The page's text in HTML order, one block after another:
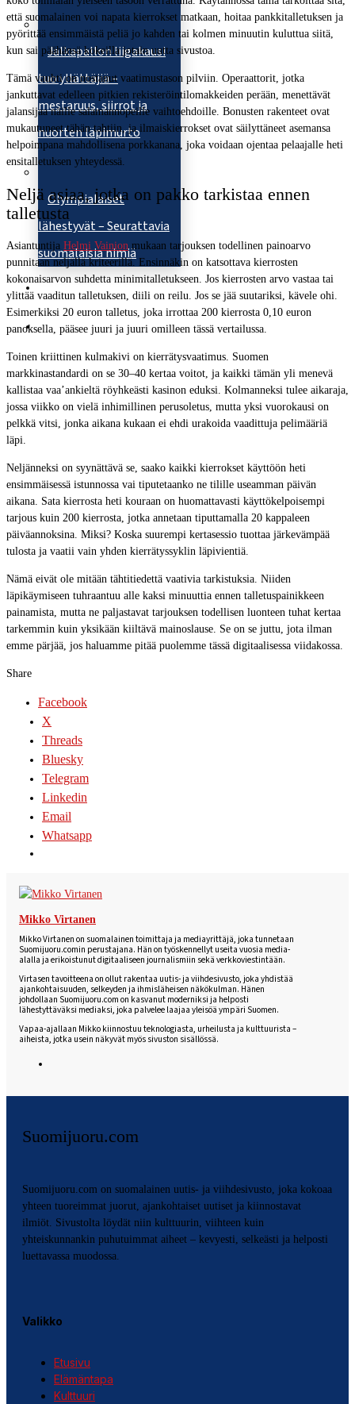
Jalkapallon liigakausi
tuo yllättäjiä –
mestaruus, siirrot ja
nuorten läpimurto
Olympialaiset
lähestyvät – Seurattavia
suomalaisia nimiä
Tietoa meistä
Ota yhteyttä
että suomalainen voi napata kierrokset matkaan, hoitaa pankkitalletuksen ja
pyörittää ensimmäistä peliä jo kahden tai kolmen minuutin kuluttua siitä,
kun sai päähänsä kokeilla jotain uutta sivustoa.
Tämä vauhti on nostanut vaatimustason pilviin. Operaattorit, jotka
jankuttavat edelleen pitkien rekisteröintilomakkeiden perään, menettävät
jalansijaa näille salamannopeille vaihtoehdoille. Bonusten rakenteet ovat
mukautuneet tähän tahtiin, ja ilmaiskierrokset ovat säilyttäneet asemansa
helpoimpana mahdollisena porkkanana, joka voidaan ojentaa pelaajalle heti
ensitalletuksen yhteydessä.
Neljä asiaa, jotka on pakko tarkistaa ennen
talletusta
Asiantuntija Helmi Vainion mukaan tarjouksen todellinen painoarvo
punnitaan neljällä kriteerillä. Ensinnäkin on katsottava kierrosten
kokonaisarvon suhdetta minimitalletukseen. Jos kierrosten arvo vastaa tai
ylittää vaaditun talletuksen, diili on reilu. Jos se jää suutariksi, kävele ohi.
Esimerkiksi 20 euron talletus, joka irrottaa 200 kierrosta 0,10 euron
panoksella, pääsee juuri ja juuri omilleen tässä vertailussa.
Toinen kriittinen kulmakivi on kierrätysvaatimus. Suomen
markkinastandardi on se 30–40 kertaa voitot, ja kaikki tämän yli menevä
kallistaa vaa’ankieltä röyhkeästi kasinon eduksi. Kolmanneksi tulee aikaraja,
jossa viikko on vielä inhimillinen perusoletus, mutta yksi vuorokausi on
pelkkä vitsi, jonka aikana kukaan ei ehdi urakoida vaadittuja pelimääriä
läpi.
Neljänneksi on syynättävä se, saako kaikki kierrokset käyttöön heti
ensimmäisessä istunnossa vai tiputetaanko ne tilille useamman päivän
aikana. Sata kierrosta heti kouraan on huomattavasti käyttökelpoisempi
tarjous kuin 200 kierrosta, jotka annetaan tiputtamalla 20 kappaleen
päiväannoksina. Miksi? Koska suurempi kertasessio tuottaa järkevämpää
tulosta ja vaatii vain yhden kierrätyssyklin läpivientiä.
Nämä eivät ole mitään tähtitiedettä vaativia tarkistuksia. Niiden
läpikäymiseen tuhraantuu alle kaksi minuuttia ennen talletuspainikkeen
painamista, mutta ne paljastavat tarjouksen todellisen luonteen tuhat kertaa
tarkemmin kuin yksikään kiiltävä mainoslause. Se on se juttu, jota ilman
emme pärjää, jos haluamme pitää puolemme tässä digitaalisessa viidakossa.
Share
Facebook
X
Threads
Bluesky
Telegram
Linkedin
Email
Whatsapp
Mikko Virtanen
Mikko Virtanen on suomalainen toimittaja ja mediayrittäjä, joka tunnetaan
Suomijuoru.comin perustajana. Hän on työskennellyt useita vuosia media-
alalla ja erikoistunut digitaaliseen journalismiin sekä verkkoviestintään.
Virtasen tavoitteena on ollut rakentaa uutis- ja viihdesivusto, joka yhdistää
ajankohtaisuuden, selkeyden ja ihmisläheisen näkökulman. Hänen
johdollaan Suomijuoru.com on kasvanut moderniksi ja helposti
lähestyttäväksi mediaksi, joka palvelee laajaa yleisöä ympäri Suomen.
Vapaa-ajallaan Mikko kiinnostuu teknologiasta, urheilusta ja kulttuurista –
aiheista, jotka usein näkyvät myös sivuston sisällössä.
Suomijuoru.com
Suomijuoru.com on suomalainen uutis- ja viihdesivusto, joka kokoaa
yhteen tuoreimmat juorut, ajankohtaiset uutiset ja kiinnostavat
ilmiöt. Sivustolta löydät niin kulttuurin, viihteen kuin
yhteiskunnankin puhutuimmat aiheet – kevyesti, selkeästi ja helposti
luettavassa muodossa.
Valikko
Etusivu
Elämäntapa
Kulttuuri